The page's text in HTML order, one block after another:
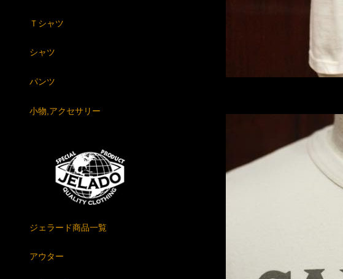
Ｔシャツ
シャツ
パンツ
小物,アクセサリー
ジェラード商品一覧
アウター